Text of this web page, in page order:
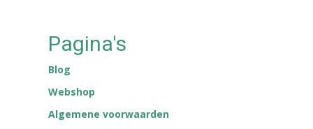
Pagina's
Blog
Webshop
Algemene voorwaarden